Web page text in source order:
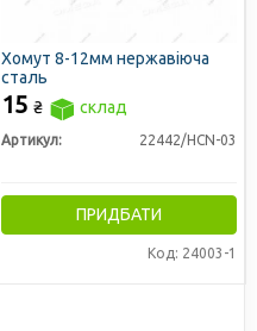
Хомут 8-12мм нержавіюча
сталь
15 ₴ склад
Артикул: 22442/HCN-03
ПРИДБАТИ
Код: 24003-1